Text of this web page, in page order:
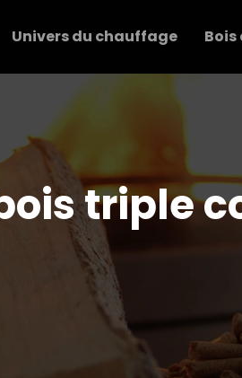
Univers du chauffage Bois
triple